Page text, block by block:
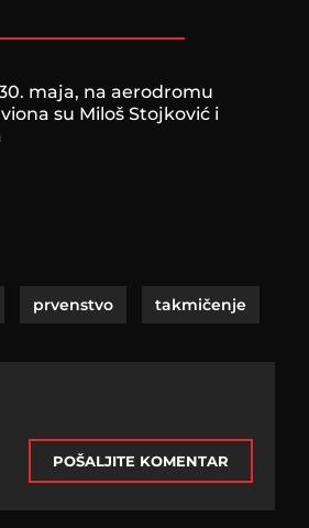
maja, na aerodromu
su Miloš Stojković i
prvenstvo takmičenje
POŠALJITE KOMENTAR